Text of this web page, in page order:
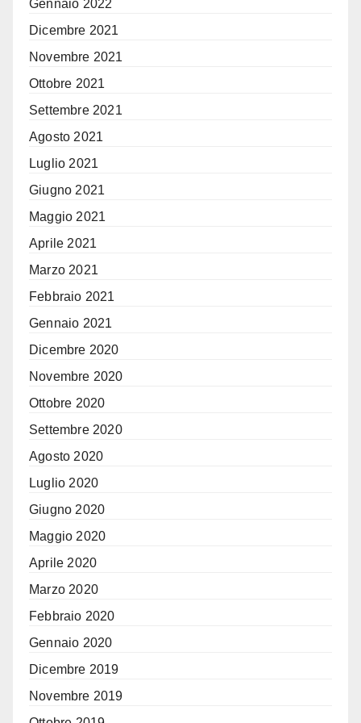
Gennaio 2022
Dicembre 2021
Novembre 2021
Ottobre 2021
Settembre 2021
Agosto 2021
Luglio 2021
Giugno 2021
Maggio 2021
Aprile 2021
Marzo 2021
Febbraio 2021
Gennaio 2021
Dicembre 2020
Novembre 2020
Ottobre 2020
Settembre 2020
Agosto 2020
Luglio 2020
Giugno 2020
Maggio 2020
Aprile 2020
Marzo 2020
Febbraio 2020
Gennaio 2020
Dicembre 2019
Novembre 2019